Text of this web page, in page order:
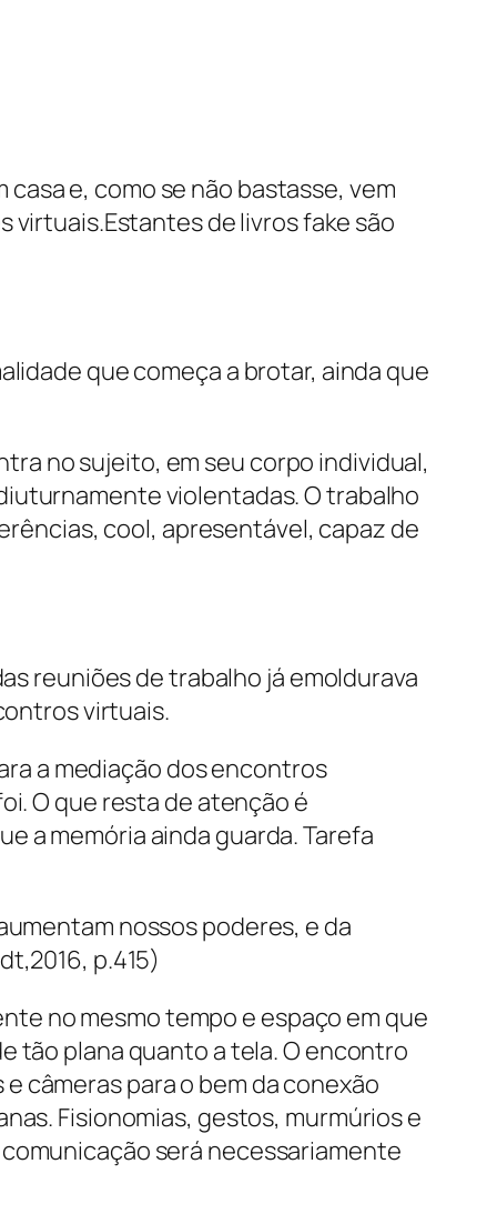
e, como se não bastasse, vem
virtuais.Estantes de livros fake são
que começa a brotar, ainda que
no sujeito, em seu corpo individual,
violentadas. O trabalho
cool, apresentável, capaz de
reuniões de trabalho já emoldurava
virtuais.
a mediação dos encontros
O que resta de atenção é
a memória ainda guarda. Tarefa
nossos poderes, e da
p.415)
no mesmo tempo e espaço em que
tão plana quanto a tela. O encontro
câmeras para o bem da conexão
Fisionomias, gestos, murmúrios e
será necessariamente